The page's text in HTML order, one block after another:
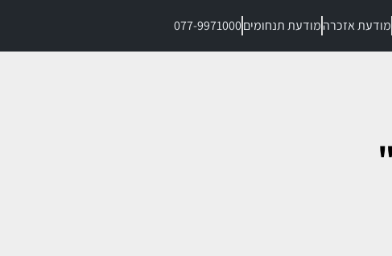
מודעת אזכרהמודעת תנחומים077-9971000